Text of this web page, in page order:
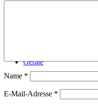
Technik
Geräte
Name *
E-Mail-Adresse *